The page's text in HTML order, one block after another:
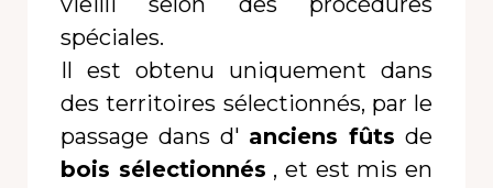
spéciales.
Il est obtenu uniquement dans
des territoires sélectionnés, par le
passage dans d' anciens fûts de
bois sélectionnés , et est mis en